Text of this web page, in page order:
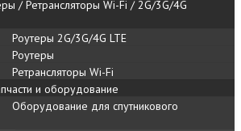
/ Ретрансляторы Wi-Fi / 2G/3G/4G
Роутеры 2G/3G/4G LTE
Роутеры
Ретрансляторы Wi-Fi
и оборудование
Оборудование для спутникового